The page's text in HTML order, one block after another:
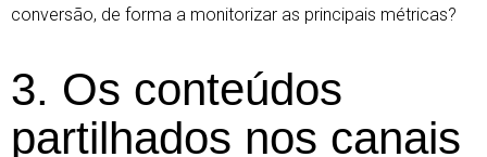
conversão, de forma a monitorizar as principais métricas?
3. Os conteúdos
partilhados nos canais